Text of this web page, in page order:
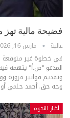
فضيحة مالية تهز
عالية مارس 16, 2026
في خطوة غير متوقعة
المدعو "ص.أ" يتهمه
وتقديم فواتير مزورة
وجه حق.أحمد حلمي
أخبار النجوم